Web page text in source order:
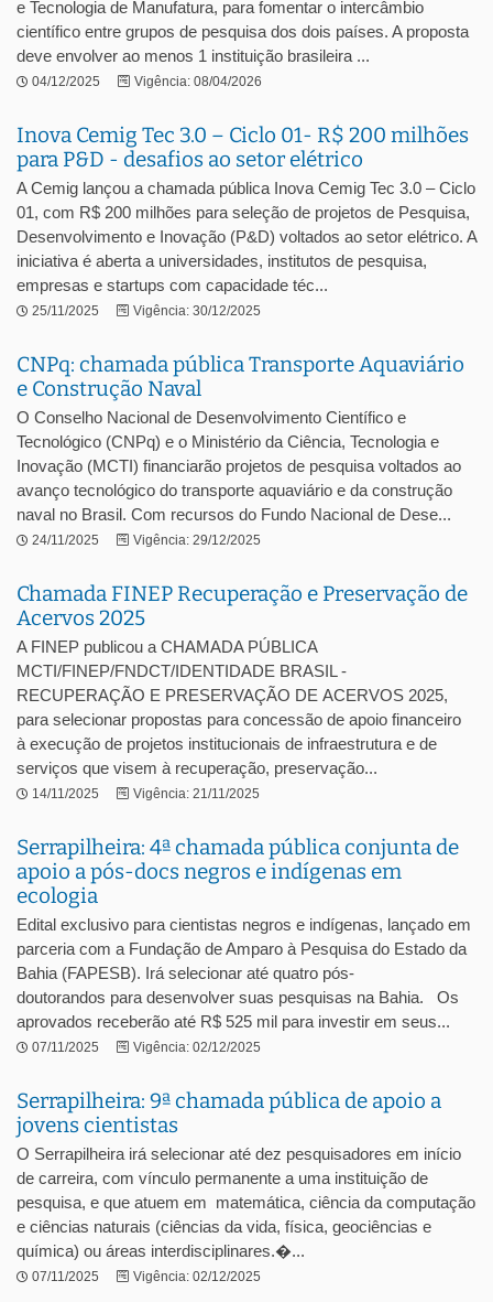
e Tecnologia de Manufatura, para fomentar o intercâmbio
científico entre grupos de pesquisa dos dois países. A proposta
deve envolver ao menos 1 instituição brasileira ...
04/12/2025 Vigência: 08/04/2026
Inova Cemig Tec 3.0 – Ciclo 01- R$ 200 milhões
para P&D - desafios ao setor elétrico
A Cemig lançou a chamada pública Inova Cemig Tec 3.0 – Ciclo
01, com R$ 200 milhões para seleção de projetos de Pesquisa,
Desenvolvimento e Inovação (P&D) voltados ao setor elétrico. A
iniciativa é aberta a universidades, institutos de pesquisa,
empresas e startups com capacidade téc...
25/11/2025 Vigência: 30/12/2025
CNPq: chamada pública Transporte Aquaviário
e Construção Naval
O Conselho Nacional de Desenvolvimento Científico e
Tecnológico (CNPq) e o Ministério da Ciência, Tecnologia e
Inovação (MCTI) financiarão projetos de pesquisa voltados ao
avanço tecnológico do transporte aquaviário e da construção
naval no Brasil. Com recursos do Fundo Nacional de Dese...
24/11/2025 Vigência: 29/12/2025
Chamada FINEP Recuperação e Preservação de
Acervos 2025
A FINEP publicou a CHAMADA PÚBLICA
MCTI/FINEP/FNDCT/IDENTIDADE BRASIL -
RECUPERAÇÃO E PRESERVAÇÃO DE ACERVOS 2025,
para selecionar propostas para concessão de apoio financeiro
à execução de projetos institucionais de infraestrutura e de
serviços que visem à recuperação, preservação...
14/11/2025 Vigência: 21/11/2025
Serrapilheira: 4ª chamada pública conjunta de
apoio a pós-docs negros e indígenas em
ecologia
Edital exclusivo para cientistas negros e indígenas, lançado em
parceria com a Fundação de Amparo à Pesquisa do Estado da
Bahia (FAPESB). Irá selecionar até quatro pós-
doutorandos para desenvolver suas pesquisas na Bahia. Os
aprovados receberão até R$ 525 mil para investir em seus...
07/11/2025 Vigência: 02/12/2025
Serrapilheira: 9ª chamada pública de apoio a
jovens cientistas
O Serrapilheira irá selecionar até dez pesquisadores em início
de carreira, com vínculo permanente a uma instituição de
pesquisa, e que atuem em matemática, ciência da computação
e ciências naturais (ciências da vida, física, geociências e
química) ou áreas interdisciplinares.�...
07/11/2025 Vigência: 02/12/2025